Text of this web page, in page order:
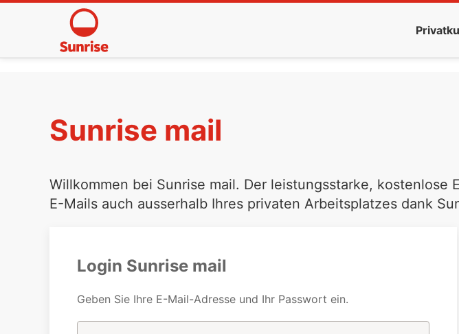
Sunrise mail
Willkommen bei Sunrise mail. Der leistungsstarke,
E-Mails auch ausserhalb Ihres privaten Arbeitsplatzes dank
Login Sunrise mail
Geben Sie Ihre E-Mail-Adresse und Ihr Passwort ein.